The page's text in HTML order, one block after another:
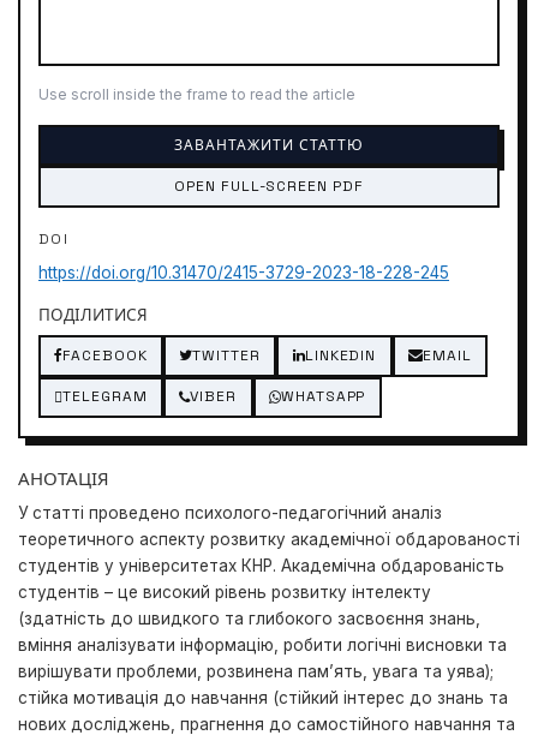
Use scroll inside the frame to read the article
ЗАВАНТАЖИТИ СТАТТЮ
OPEN FULL-SCREEN PDF
DOI
https://doi.org/10.31470/2415-3729-2023-18-228-245
ПОДІЛИТИСЯ
FACEBOOK TWITTER LINKEDIN EMAIL
TELEGRAM VIBER WHATSAPP
АНОТАЦІЯ
У статті проведено психолого-педагогічний аналіз
теоретичного аспекту розвитку академічної обдарованості
студентів у університетах КНР. Академічна обдарованість
студентів – це високий рівень розвитку інтелекту
(здатність до швидкого та глибокого засвоєння знань,
вміння аналізувати інформацію, робити логічні висновки та
вирішувати проблеми, розвинена пам’ять, увага та уява);
стійка мотивація до навчання (стійкий інтерес до знань та
нових досліджень, прагнення до самостійного навчання та